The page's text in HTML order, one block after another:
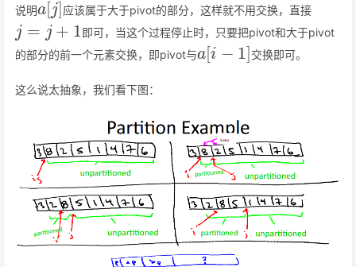
说明
应该属于大于pivot的部分，这样就不用交换，直接
j=j+1
即可，当这个过程停止时，只要把pivot和大于pivot
的部分的前一个元素交换，即pivot与
a[i−1]
交换即可。
这么说太抽象，我们看下图：